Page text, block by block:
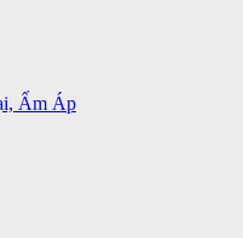
Ấm Áp